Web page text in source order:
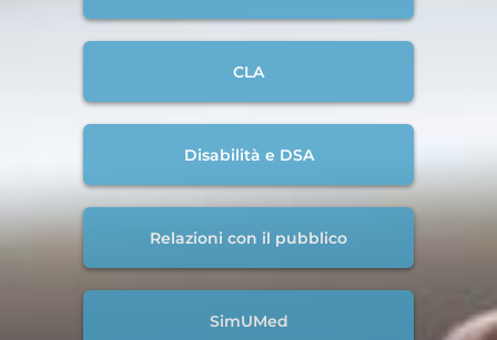
CLA
Disabilità e DSA
Relazioni con il pubblico
SimUMed